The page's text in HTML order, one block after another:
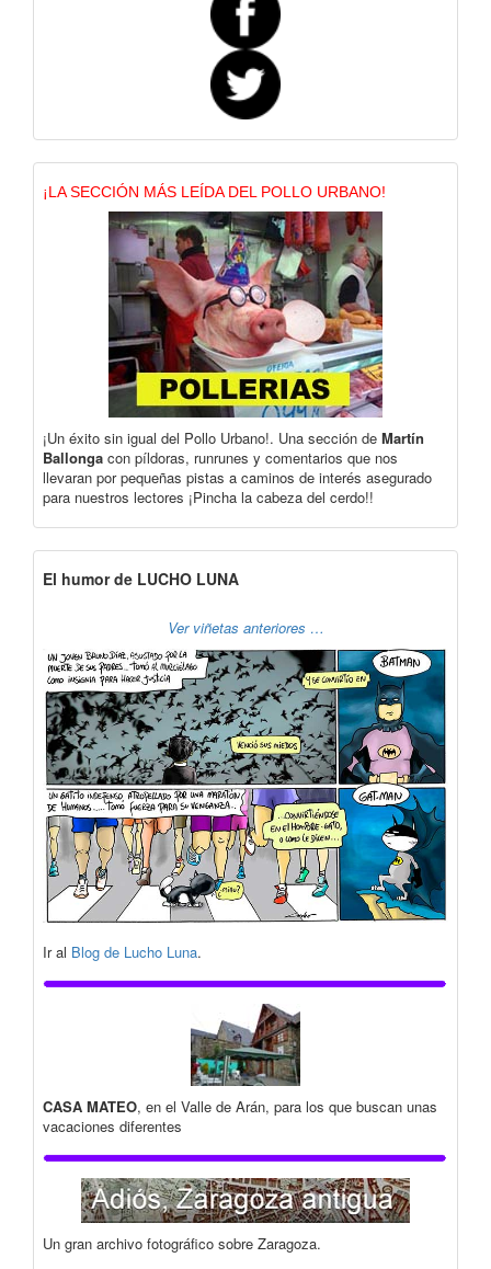
¡LA SECCIÓN MÁS LEÍDA DEL POLLO URBANO!
¡Un éxito sin igual del Pollo Urbano!. Una sección de Martín
Ballonga con píldoras, runrunes y comentarios que nos
llevaran por pequeñas pistas a caminos de interés asegurado
para nuestros lectores ¡Pincha la cabeza del cerdo!!
El humor de LUCHO LUNA
Ver viñetas anteriores …
Ir al Blog de Lucho Luna.
CASA MATEO, en el Valle de Arán, para los que buscan unas
vacaciones diferentes
Un gran archivo fotográfico sobre Zaragoza.